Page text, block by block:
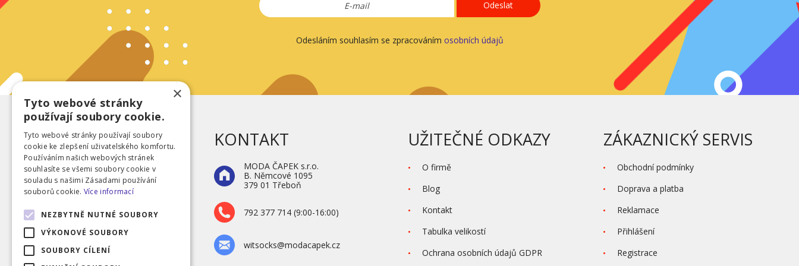
Odeslat
Odesláním souhlasím se zpracováním osobních údajů
KONTAKT
MODA ČAPEK s.r.o.
B. Němcové 1095
379 01 Třeboň
792 377 714 (9:00-16:00)
witsocks@modacapek.cz
UŽITEČNÉ ODKAZY
O firmě
Blog
Kontakt
Tabulka velikostí
Ochrana osobních údajů GDPR
ZÁKAZNICKÝ SERVIS
Obchodní podmínky
Doprava a platba
Reklamace
Přihlášení
Registrace
×
Tyto webové stránky
používají soubory cookie.
Tyto webové stránky používají soubory
cookie ke zlepšení uživatelského komfortu.
Používáním našich webových stránek
souhlasíte se všemi soubory cookie v
souladu s našimi Zásadami používání
souborů cookie. Více informací
NEZBYTNĚ NUTNÉ SOUBORY
VÝKONOVÉ SOUBORY
SOUBORY CÍLENÍ